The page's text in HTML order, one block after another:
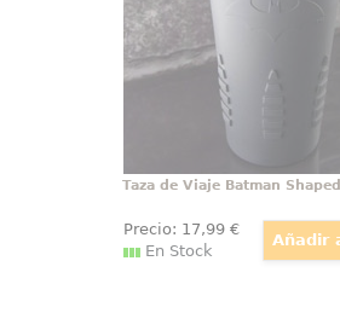
Taza de Viaje Batman Shaped
Precio: 17,99€
En Stock